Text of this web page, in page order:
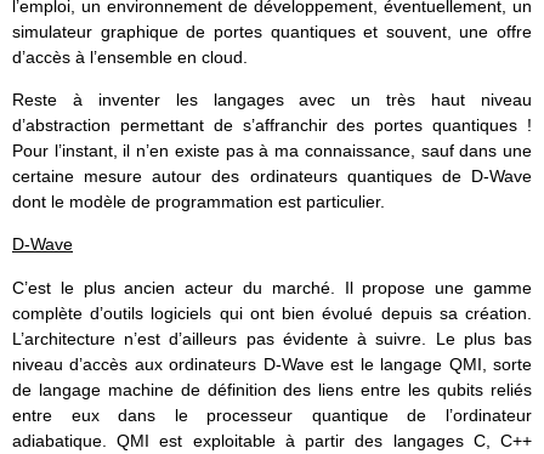
l’emploi, un environnement de développement, éventuellement, un
simulateur graphique de portes quantiques et souvent, une offre
d’accès à l’ensemble en cloud.
Reste à inventer les langages avec un très haut niveau
d’abstraction permettant de s’affranchir des portes quantiques !
Pour l’instant, il n’en existe pas à ma connaissance, sauf dans une
certaine mesure autour des ordinateurs quantiques de D-Wave
dont le modèle de programmation est particulier.
D-Wave
C’est le plus ancien acteur du marché. Il propose une gamme
complète d’outils logiciels qui ont bien évolué depuis sa création.
L’architecture n’est d’ailleurs pas évidente à suivre. Le plus bas
niveau d’accès aux ordinateurs D-Wave est le langage QMI, sorte
de langage machine de définition des liens entre les qubits reliés
entre eux dans le processeur quantique de l’ordinateur
adiabatique. QMI est exploitable à partir des langages C, C++